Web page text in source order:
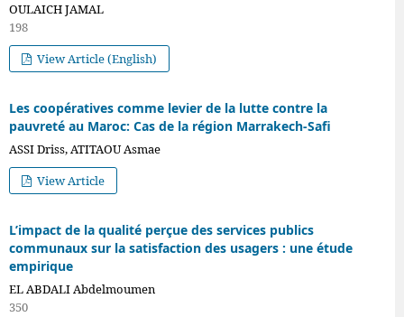
OULAICH JAMAL
198
View Article (English)
Les coopératives comme levier de la lutte contre la
pauvreté au Maroc: Cas de la région Marrakech-Safi
ASSI Driss, ATITAOU Asmae
View Article
L’impact de la qualité perçue des services publics
communaux sur la satisfaction des usagers : une étude
empirique
EL ABDALI Abdelmoumen
350